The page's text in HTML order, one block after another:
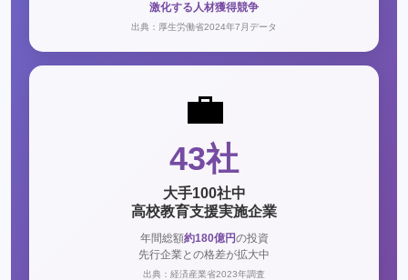
激化する人材獲得競争
出典：厚生労働省2024年7月データ
💼
43社
大手100社中
高校教育支援実施企業
年間総額約180億円の投資
先行企業との格差が拡大中
出典：経済産業省2023年調査